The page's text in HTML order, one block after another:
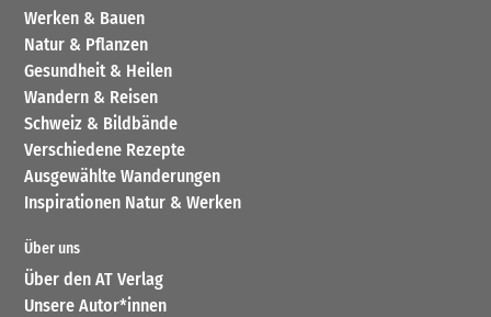
Werken & Bauen
Natur & Pflanzen
Gesundheit & Heilen
Wandern & Reisen
Schweiz & Bildbände
Verschiedene Rezepte
Ausgewählte Wanderungen
Inspirationen Natur & Werken
Über uns
Über den AT Verlag
Unsere Autor*innen